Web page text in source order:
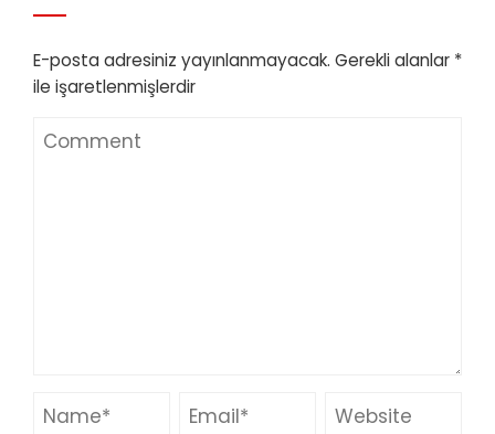
E-posta adresiniz yayınlanmayacak. Gerekli alanlar *
ile işaretlenmişlerdir